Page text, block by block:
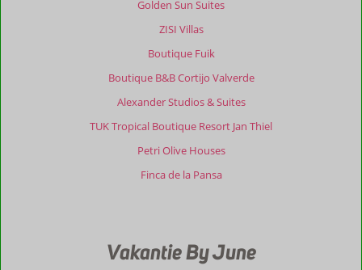
Golden Sun Suites
ZISI Villas
Boutique Fuik
Boutique B&B Cortijo Valverde
Alexander Studios & Suites
TUK Tropical Boutique Resort Jan Thiel
Petri Olive Houses
Finca de la Pansa
Vakantie By June